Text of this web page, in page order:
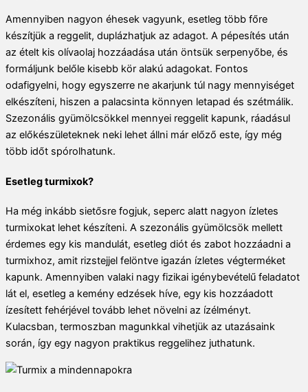
Amennyiben nagyon éhesek vagyunk, esetleg több főre
készítjük a reggelit, duplázhatjuk az adagot. A pépesítés után
az ételt kis olívaolaj hozzáadása után öntsük serpenyőbe, és
formáljunk belőle kisebb kör alakú adagokat. Fontos
odafigyelni, hogy egyszerre ne akarjunk túl nagy mennyiséget
elkészíteni, hiszen a palacsinta könnyen letapad és szétmálik.
Szezonális gyümölcsökkel mennyei reggelit kapunk, ráadásul
az előkészületeknek neki lehet állni már előző este, így még
több időt spórolhatunk.
Esetleg turmixok?
Ha még inkább sietősre fogjuk, seperc alatt nagyon ízletes
turmixokat lehet készíteni. A szezonális gyümölcsök mellett
érdemes egy kis mandulát, esetleg diót és zabot hozzáadni a
turmixhoz, amit rizstejjel felöntve igazán ízletes végterméket
kapunk. Amennyiben valaki nagy fizikai igénybevételű feladatot
lát el, esetleg a kemény edzések híve, egy kis hozzáadott
ízesített fehérjével tovább lehet növelni az ízélményt.
Kulacsban, termoszban magunkkal vihetjük az utazásaink
során, így egy nagyon praktikus reggelihez juthatunk.